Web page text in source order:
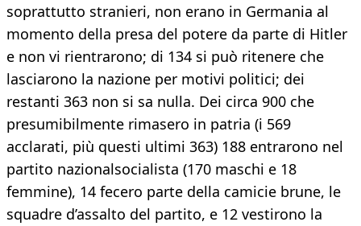
soprattutto stranieri, non erano in Germania al
momento della presa del potere da parte di Hitler
e non vi rientrarono; di 134 si può ritenere che
lasciarono la nazione per motivi politici; dei
restanti 363 non si sa nulla. Dei circa 900 che
presumibilmente rimasero in patria (i 569
acclarati, più questi ultimi 363) 188 entrarono nel
partito nazionalsocialista (170 maschi e 18
femmine), 14 fecero parte della camicie brune, le
squadre d’assalto del partito, e 12 vestirono la